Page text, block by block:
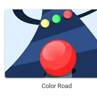
Color Road